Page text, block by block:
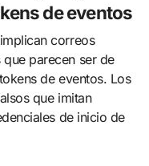
de eventos
correos
parecen ser de
de eventos. Los
que imitan
de inicio de